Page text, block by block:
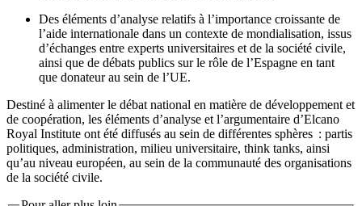
Des éléments d’analyse relatifs à l’importance croissante de
l’aide internationale dans un contexte de mondialisation, issus
d’échanges entre experts universitaires et de la société civile,
ainsi que de débats publics sur le rôle de l’Espagne en tant
que donateur au sein de l’UE.
Destiné à alimenter le débat national en matière de développement et
de coopération, les éléments d’analyse et l’argumentaire d’Elcano
Royal Institute ont été diffusés au sein de différentes sphères : partis
politiques, administration, milieu universitaire, think tanks, ainsi
qu’au niveau européen, au sein de la communauté des organisations
de la société civile.